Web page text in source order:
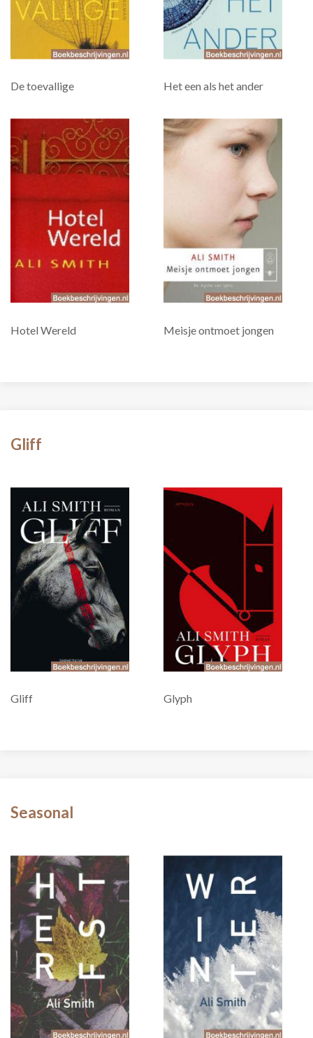
De toevallige Het een als het ander
Hotel Wereld Meisje ontmoet jongen
Gliff
Gliff Glyph
Seasonal